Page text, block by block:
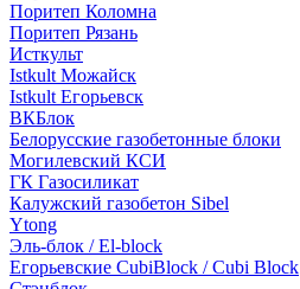
Поритеп Коломна
Поритеп Рязань
Исткульт
Istkult Можайск
Istkult Егорьевск
ВКБлок
Белорусские газобетонные блоки
Могилевский КСИ
ГК Газосиликат
Калужский газобетон Sibel
Ytong
Эль-блок / El-block
Егорьевские CubiBlock / Cubi Block